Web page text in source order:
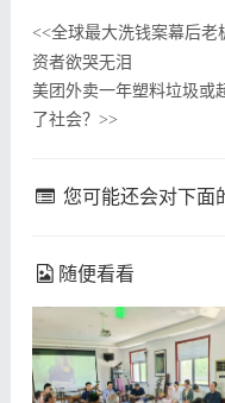
<<全球最大洗钱案幕后
资者欲哭无泪
美团外卖一年塑料垃圾或
了社会？ >>
您可能还会对下面
随便看看